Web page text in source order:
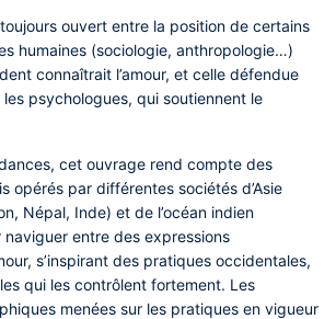
ouvert entre la position de certains
humaines (sociologie, anthropologie…)
connaîtrait l’amour, et celle défendue
psychologues, qui soutiennent le
cet ouvrage rend compte des
opérés par différentes sociétés d’Asie
Népal, Inde) et de l’océan indien
entre des expressions
s’inspirant des pratiques occidentales,
qui les contrôlent fortement. Les
menées sur les pratiques en vigueur